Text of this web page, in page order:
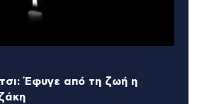
Έφυγε από τη ζωή η